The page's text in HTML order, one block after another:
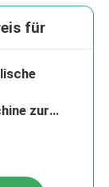
für
zur